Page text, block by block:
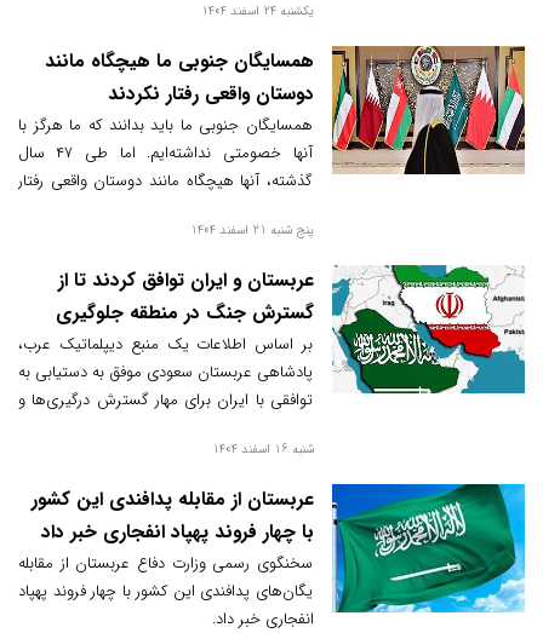
می‌تواند پیامدهای راهبردی گسترده‌ای برای
منطقه داشته باشد.
یکشنبه 24 اسفند 1404
همسایگان جنوبی ما هیچگاه مانند
دوستان واقعی رفتار نکردند
همسایگان جنوبی ما باید بدانند که ما هرگز با
آنها خصومتی نداشته‌ایم. اما طی ۴۷ سال
گذشته، آنها هیچگاه مانند دوستان واقعی رفتار
پنج شنبه 21 اسفند 1404
عربستان و ایران توافق کردند تا از
گسترش جنگ در منطقه جلوگیری
کنند
بر اساس اطلاعات یک منبع دیپلماتیک عرب،
پادشاهی عربستان سعودی موفق به دستیابی به
توافقی با ایران برای مهار گسترش درگیری‌ها و
است.
شنبه 16 اسفند 1404
عربستان از مقابله پدافندی این کشور
با چهار فروند پهپاد انفجاری خبر داد
سخنگوی رسمی وزارت دفاع عربستان از مقابله
یگان‌های پدافندی این کشور با چهار فروند پهپاد
انفجاری خبر داد.